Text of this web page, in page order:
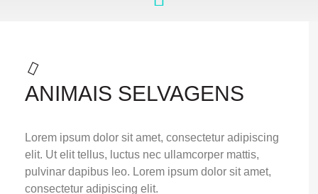
ANIMAIS SELVAGENS
Lorem ipsum dolor sit amet, consectetur adipiscing
elit. Ut elit tellus, luctus nec ullamcorper mattis,
pulvinar dapibus leo. Lorem ipsum dolor sit amet,
consectetur adipiscing elit.